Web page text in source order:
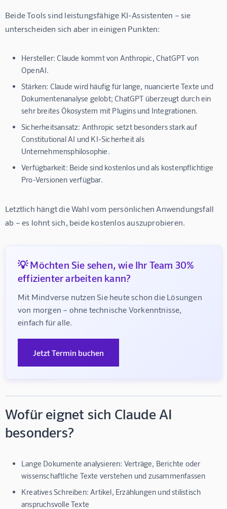
Beide Tools sind leistungsfähige KI-Assistenten – sie
unterscheiden sich aber in einigen Punkten:
Hersteller: Claude kommt von Anthropic, ChatGPT von
OpenAI.
Stärken: Claude wird häufig für lange, nuancierte Texte und
Dokumentenanalyse gelobt; ChatGPT überzeugt durch ein
sehr breites Ökosystem mit Plugins und Integrationen.
Sicherheitsansatz: Anthropic setzt besonders stark auf
Constitutional AI und KI-Sicherheit als
Unternehmensphilosophie.
Verfügbarkeit: Beide sind kostenlos und als kostenpflichtige
Pro-Versionen verfügbar.
Letztlich hängt die Wahl vom persönlichen Anwendungsfall
ab – es lohnt sich, beide kostenlos auszuprobieren.
💡 Möchten Sie sehen, wie Ihr Team 30%
effizienter arbeiten kann?
Mit Mindverse nutzen Sie heute schon die Lösungen
von morgen – ohne technische Vorkenntnisse,
einfach für alle.
Jetzt Termin buchen
Wofür eignet sich Claude AI
besonders?
Lange Dokumente analysieren: Verträge, Berichte oder
wissenschaftliche Texte verstehen und zusammenfassen
Kreatives Schreiben: Artikel, Erzählungen und stilistisch
anspruchsvolle Texte